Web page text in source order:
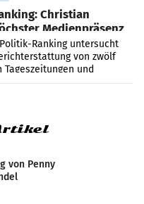
Christian
Medienpräsenz
Ranking untersucht
von zwölf
und
Politikerinnen und
von Penny